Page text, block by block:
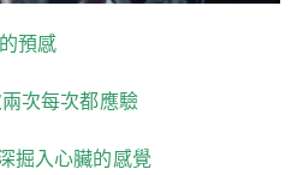
預感
次每次都應驗
掘入心臟的感覺